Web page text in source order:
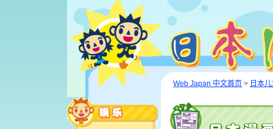
Web Japan 中文首页 > 日本